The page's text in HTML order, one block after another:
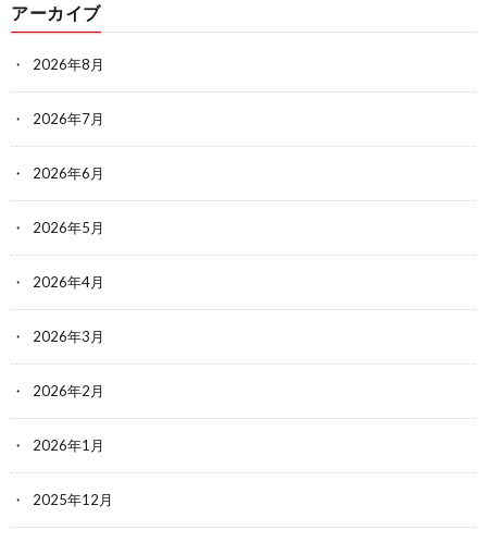
アーカイブ
2026年8月
2026年7月
2026年6月
2026年5月
2026年4月
2026年3月
2026年2月
2026年1月
2025年12月